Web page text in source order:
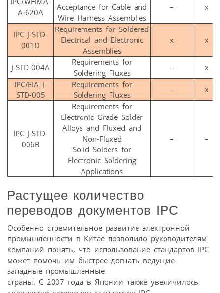
A-620A
Acceptance for Cable and
Wire Harness Assemblies
– x
IPC J-STD-
001D
Requirements for Soldered
Electrical and Electronic
Assemblies
x x
J-STD-004A
Requirements for
Soldering Fluxes
–
x
IPC/EIA J-
STD-005
Requirements for
Soldering Fluxes
– x
IPC J-STD-
006B
Requirements for
Electronic Grade Solder
Alloys and Fluxed and
Non-Fluxed
Solid Solders for
Electronic Soldering
Applications
– –
Растущее количество
переводов документов IPC
Особенно стремительное развитие электронной
промышленности в Китае позволило руководителям
компаний понять, что использование стандартов IPC
может помочь им быстрее догнать ведущие
западные промышленные
страны. С 2007 года в Японии также увеличилось